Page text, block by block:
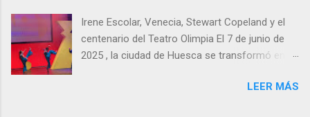
Irene Escolar, Venecia, Stewart Copeland y el
centenario del Teatro Olimpia El 7 de junio de
2025 , la ciudad de Huesca se transformó en
inauguración de la 53ª edición del FestivalLEER MÁS